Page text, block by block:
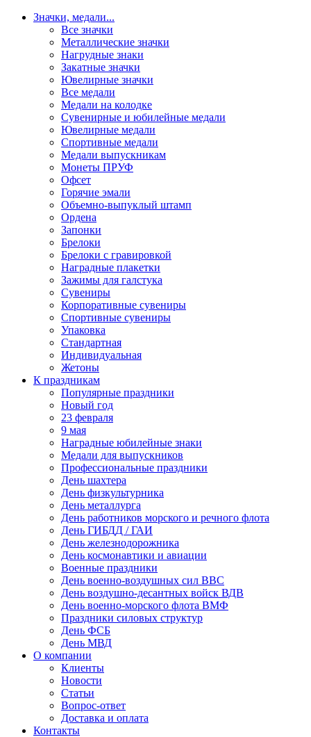
Значки, медали...
Все значки
Металлические значки
Нагрудные знаки
Закатные значки
Ювелирные значки
Все медали
Медали на колодке
Сувенирные и юбилейные медали
Ювелирные медали
Спортивные медали
Медали выпускникам
Монеты ПРУФ
Офсет
Горячие эмали
Объемно-выпуклый штамп
Ордена
Запонки
Брелоки
Брелоки с гравировкой
Наградные плакетки
Зажимы для галстука
Сувениры
Корпоративные сувениры
Спортивные сувениры
Упаковка
Стандартная
Индивидуальная
Жетоны
К праздникам
Популярные праздники
Новый год
23 февраля
9 мая
Наградные юбилейные знаки
Медали для выпускников
Профессиональные праздники
День шахтера
День физкультурника
День металлурга
День работников морского и речного флота
День ГИБДД / ГАИ
День железнодорожника
День космонавтики и авиации
Военные праздники
День военно-воздушных сил ВВС
День воздушно-десантных войск ВДВ
День военно-морского флота ВМФ
Праздники силовых структур
День ФСБ
День МВД
О компании
Клиенты
Новости
Статьи
Вопрос-ответ
Доставка и оплата
Контакты